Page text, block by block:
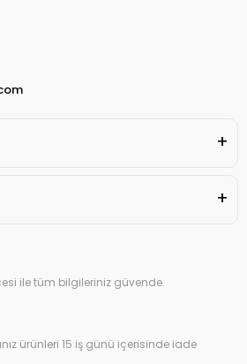
ile tüm bilgileriniz güvende.
ürünleri 15 iş günü içerisinde iade